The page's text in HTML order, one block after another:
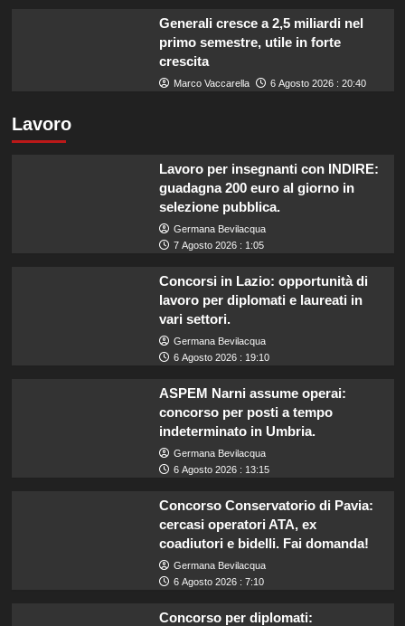
Generali cresce a 2,5 miliardi nel
primo semestre, utile in forte
crescita
Marco Vaccarella 6 Agosto 2026 : 20:40
Lavoro
Lavoro per insegnanti con INDIRE:
guadagna 200 euro al giorno in
selezione pubblica.
Germana Bevilacqua
7 Agosto 2026 : 1:05
Concorsi in Lazio: opportunità di
lavoro per diplomati e laureati in
vari settori.
Germana Bevilacqua
6 Agosto 2026 : 19:10
ASPEM Narni assume operai:
concorso per posti a tempo
indeterminato in Umbria.
Germana Bevilacqua
6 Agosto 2026 : 13:15
Concorso Conservatorio di Pavia:
cercasi operatori ATA, ex
coadiutori e bidelli. Fai domanda!
Germana Bevilacqua
6 Agosto 2026 : 7:10
Concorso per diplomati: